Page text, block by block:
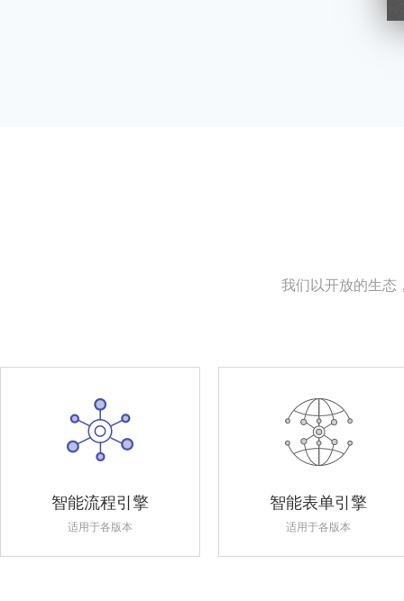
我们以开放的生态
智能流程引擎
适用于各版本
智能表单引擎
适用于各版本